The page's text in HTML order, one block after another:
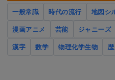
一般常識 時代の流行 地図シ
漫画アニメ
芸能 ジャニーズ
漢字
数学 物理化学生物